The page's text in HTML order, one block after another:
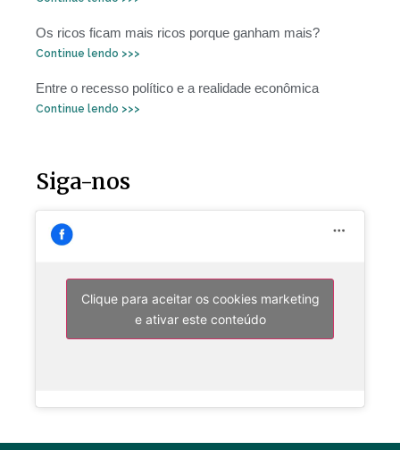
Os ricos ficam mais ricos porque ganham mais?
Continue lendo >>>
Entre o recesso político e a realidade econômica
Continue lendo >>>
Siga-nos
Clique para aceitar os cookies marketing
e ativar este conteúdo